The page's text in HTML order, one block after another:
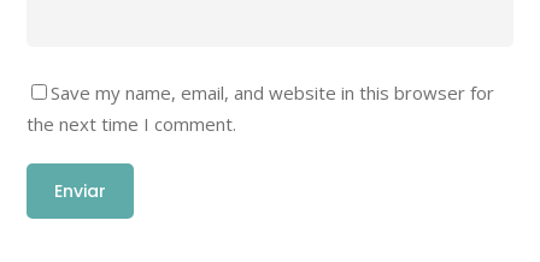
Save my name, email, and website in this browser for
the next time I comment.